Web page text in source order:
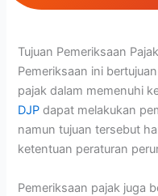
Tujuan Pemeriksaan Pajak
Pemeriksaan ini
pajak dalam memenuhi
DJP dapat melakukan
namun tujuan tersebut
ketentuan peraturan
Pemeriksaan pajak juga